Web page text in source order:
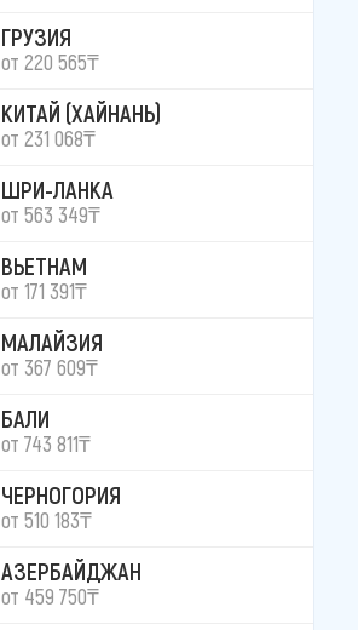
ГРУЗИЯ
от 220 565₸
КИТАЙ (ХАЙНАНЬ)
от 231 068₸
ШРИ-ЛАНКА
от 563 349₸
ВЬЕТНАМ
от 171 391₸
МАЛАЙЗИЯ
от 367 609₸
БАЛИ
от 743 811₸
ЧЕРНОГОРИЯ
от 510 183₸
АЗЕРБАЙДЖАН
от 459 750₸